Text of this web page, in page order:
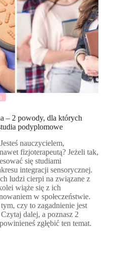
– 2 powody, dla których
podyplomowe
nauczycielem,
fizjoterapeutą? Jeżeli tak,
się studiami
integracji sensorycznej.
ludzi cierpi na związane z
wiąże się z ich
w społeczeństwie.
czy to zagadnienie jest
dalej, a poznasz 2
zgłębić ten temat.